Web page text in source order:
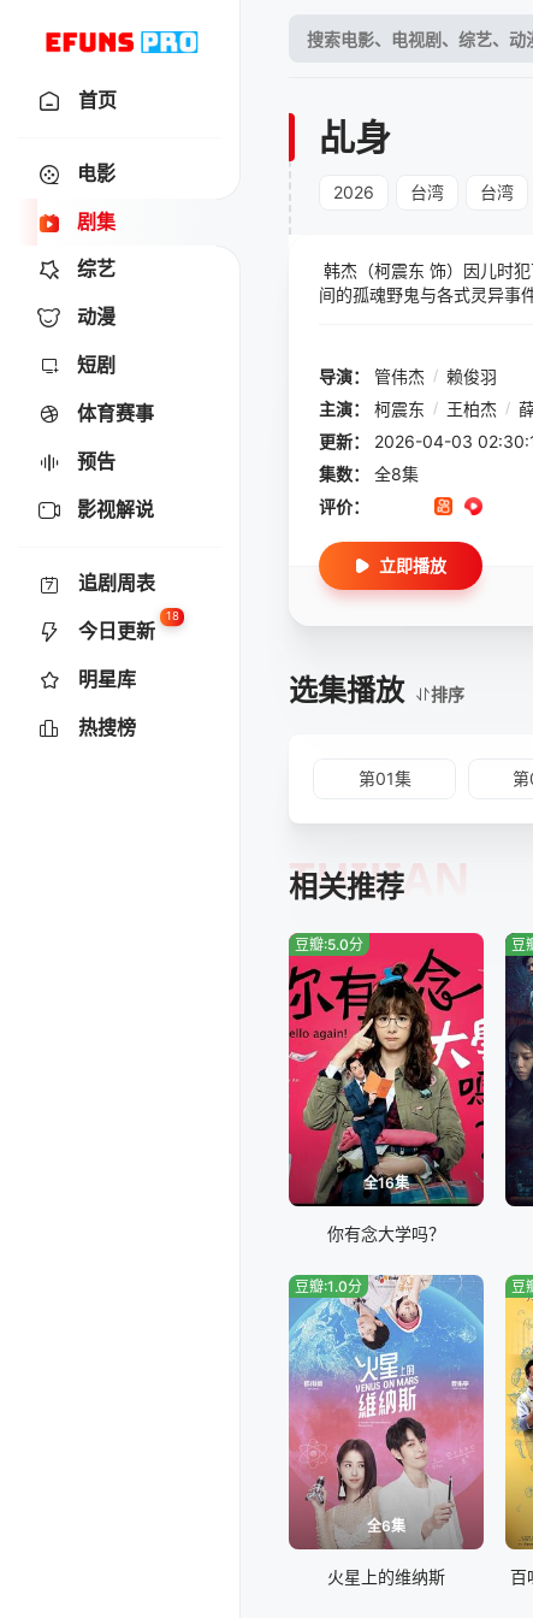
首页
电影
剧集
综艺
动漫
短剧
体育赛事
预告
影视解说
追剧周表
今日更新
18
明星库
热搜榜
乩身
2026 台湾 台湾
韩杰（柯震东 饰）因儿时
间的孤魂野鬼与各式灵异事
件，背后竟与神秘大魔王“
天机（薛仕凌 饰）成为新
必须在赎罪、信仰与自我意
导演：
管伟杰 / 赖俊羽
主演：
柯震东 / 王柏杰 /
更新：
2026-04-03
集数：
全8集
评价：
立即播放
选集播放 排序
第01集
相关推荐
TUIJIAN
全16集
豆瓣:5.0分
你有念大学吗？
豆
全6集
豆瓣:1.0分
火星上的维纳斯
豆
百